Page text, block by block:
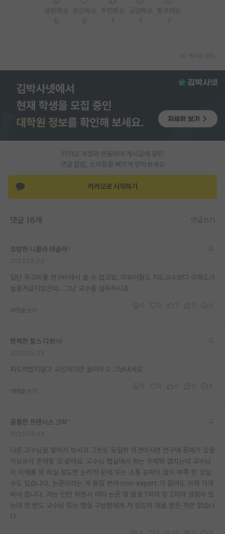
이벤트
반도체 아카데미
재팬라운지 🌸
카카오 계정과 연동하여 게시글에 달린
댓글 알람, 소식등을 빠르게 받아보세요
카카오로 시작하기
댓글 16개 댓글쓰기
호탕한 니콜라 테슬라
일단 투고비를 연구비에서 쓸 수 없고요. 리뷰어들도 지도교수보다 이해도가
높을거같지않은데.. 그냥 교수를 설득하시죠
대댓글 쓰기
행복한 찰스 다윈
피드백받지말고 교신저자만 올려주고 그냥내세요
대댓글 쓰기
옹졸한 프랜시스 크릭
다른 교수님을 찾아가 보시고 그분도 동일한 의견이시면 연구에 문제가 있을
가능성이 존재할 것 같아요. 교수님 랩실에서 하는 주제와 겹치는데 교수님
이 이해를 못 하실 정도면 논리적 문제 또는 소통 능력이 많이 부족 한 것일
수도 있습니다. 논문이라는 게 동일 분야 non-expert 가 읽어도 이해 가게
써야 합니다. 저는 인턴 하면서 여러 논문 및 발표 1저자 및 2저자 경험이 있
는데 한 번도 교수님 또는 랩실 구성원에게 저 정도의 태클 받은 적은 없습니
다.